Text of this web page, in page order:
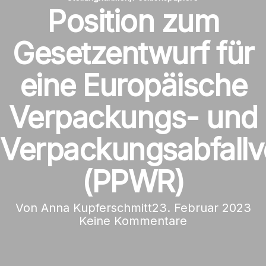
Position zum
Gesetzentwurf für
eine Europäische
Verpackungs- und
(PPWR)
Von Anna Kupferschmitt23. Februar 2023
Keine Kommentare